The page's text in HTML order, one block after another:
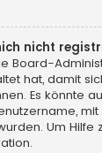
nicht
Board-
hat, damit
Es könnte
Um Hilfe